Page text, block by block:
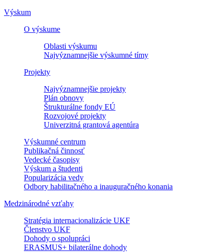
Výskum
O výskume
Oblasti výskumu
Najvýznamnejšie výskumné tímy
Projekty
Najvýznamnejšie projekty
Plán obnovy
Štrukturálne fondy EÚ
Rozvojové projekty
Univerzitná grantová agentúra
Výskumné centrum
Publikačná činnosť
Vedecké časopisy
Výskum a študenti
Popularizácia vedy
Odbory habilitačného a inauguračného konania
Medzinárodné vzťahy
Stratégia internacionalizácie UKF
Členstvo UKF
Dohody o spolupráci
ERASMUS+ bilaterálne dohody